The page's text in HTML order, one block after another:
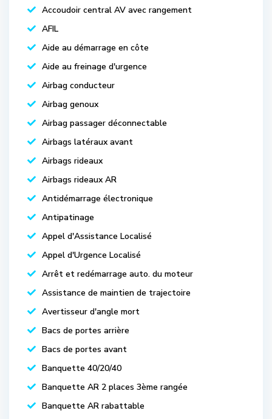
Accoudoir central AV avec rangement
AFIL
Aide au démarrage en côte
Aide au freinage d'urgence
Airbag conducteur
Airbag genoux
Airbag passager déconnectable
Airbags latéraux avant
Airbags rideaux
Airbags rideaux AR
Antidémarrage électronique
Antipatinage
Appel d'Assistance Localisé
Appel d'Urgence Localisé
Arrêt et redémarrage auto. du moteur
Assistance de maintien de trajectoire
Avertisseur d'angle mort
Bacs de portes arrière
Bacs de portes avant
Banquette 40/20/40
Banquette AR 2 places 3ème rangée
Banquette AR rabattable